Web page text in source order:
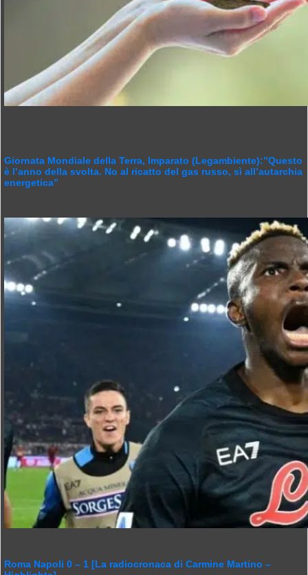
Giornata Mondiale della Terra, Imparato (Legambiente):”Questo
è l’anno della svolta. No al ricatto del gas russo, sì all’autarchia
energetica”
Roma Napoli 0 – 1 [La radiocronaca di Carmine Martino –